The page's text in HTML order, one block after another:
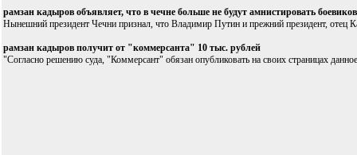
рамзан кадыров объявляет, что в чечне больше не будут амнистировать боевиков
Нынешний президент Чечни признал, что Владимир Путин и прежний президент, отец
рамзан кадыров получит от "коммерсанта" 10 тыс. рублей
"Согласно решению суда, "Коммерсант" обязан опубликовать на своих страницах